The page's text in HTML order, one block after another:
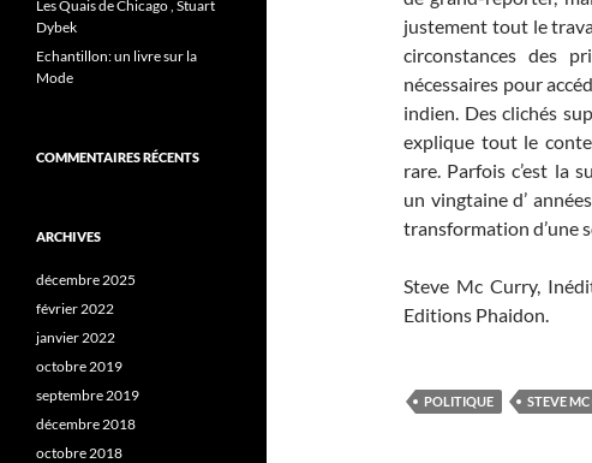
justement tout le
circonstances des
nécessaires pour
indien. Des clichés
explique tout le
rare. Parfois c’est la
un vingtaine d’
transformation d’une
Steve Mc Curry,
Editions Phaidon.
POLITIQUE STEVE MC
Les Quais de Chicago , Stuart
Dybek
Echantillon: un livre sur la
Mode
COMMENTAIRES RÉCENTS
ARCHIVES
décembre 2025
février 2022
janvier 2022
octobre 2019
septembre 2019
décembre 2018
octobre 2018